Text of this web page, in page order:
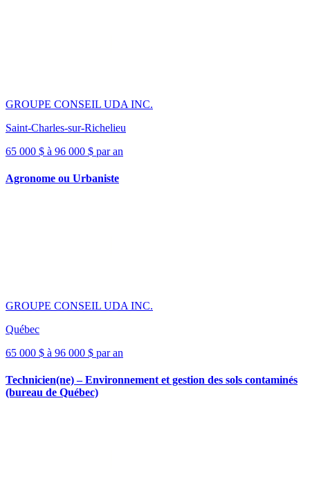
GROUPE CONSEIL UDA INC.
Saint-Charles-sur-Richelieu
65 000 $ à 96 000 $ par an
Agronome ou Urbaniste
GROUPE CONSEIL UDA INC.
Québec
65 000 $ à 96 000 $ par an
Technicien(ne) – Environnement et gestion des sols contaminés
(bureau de Québec)